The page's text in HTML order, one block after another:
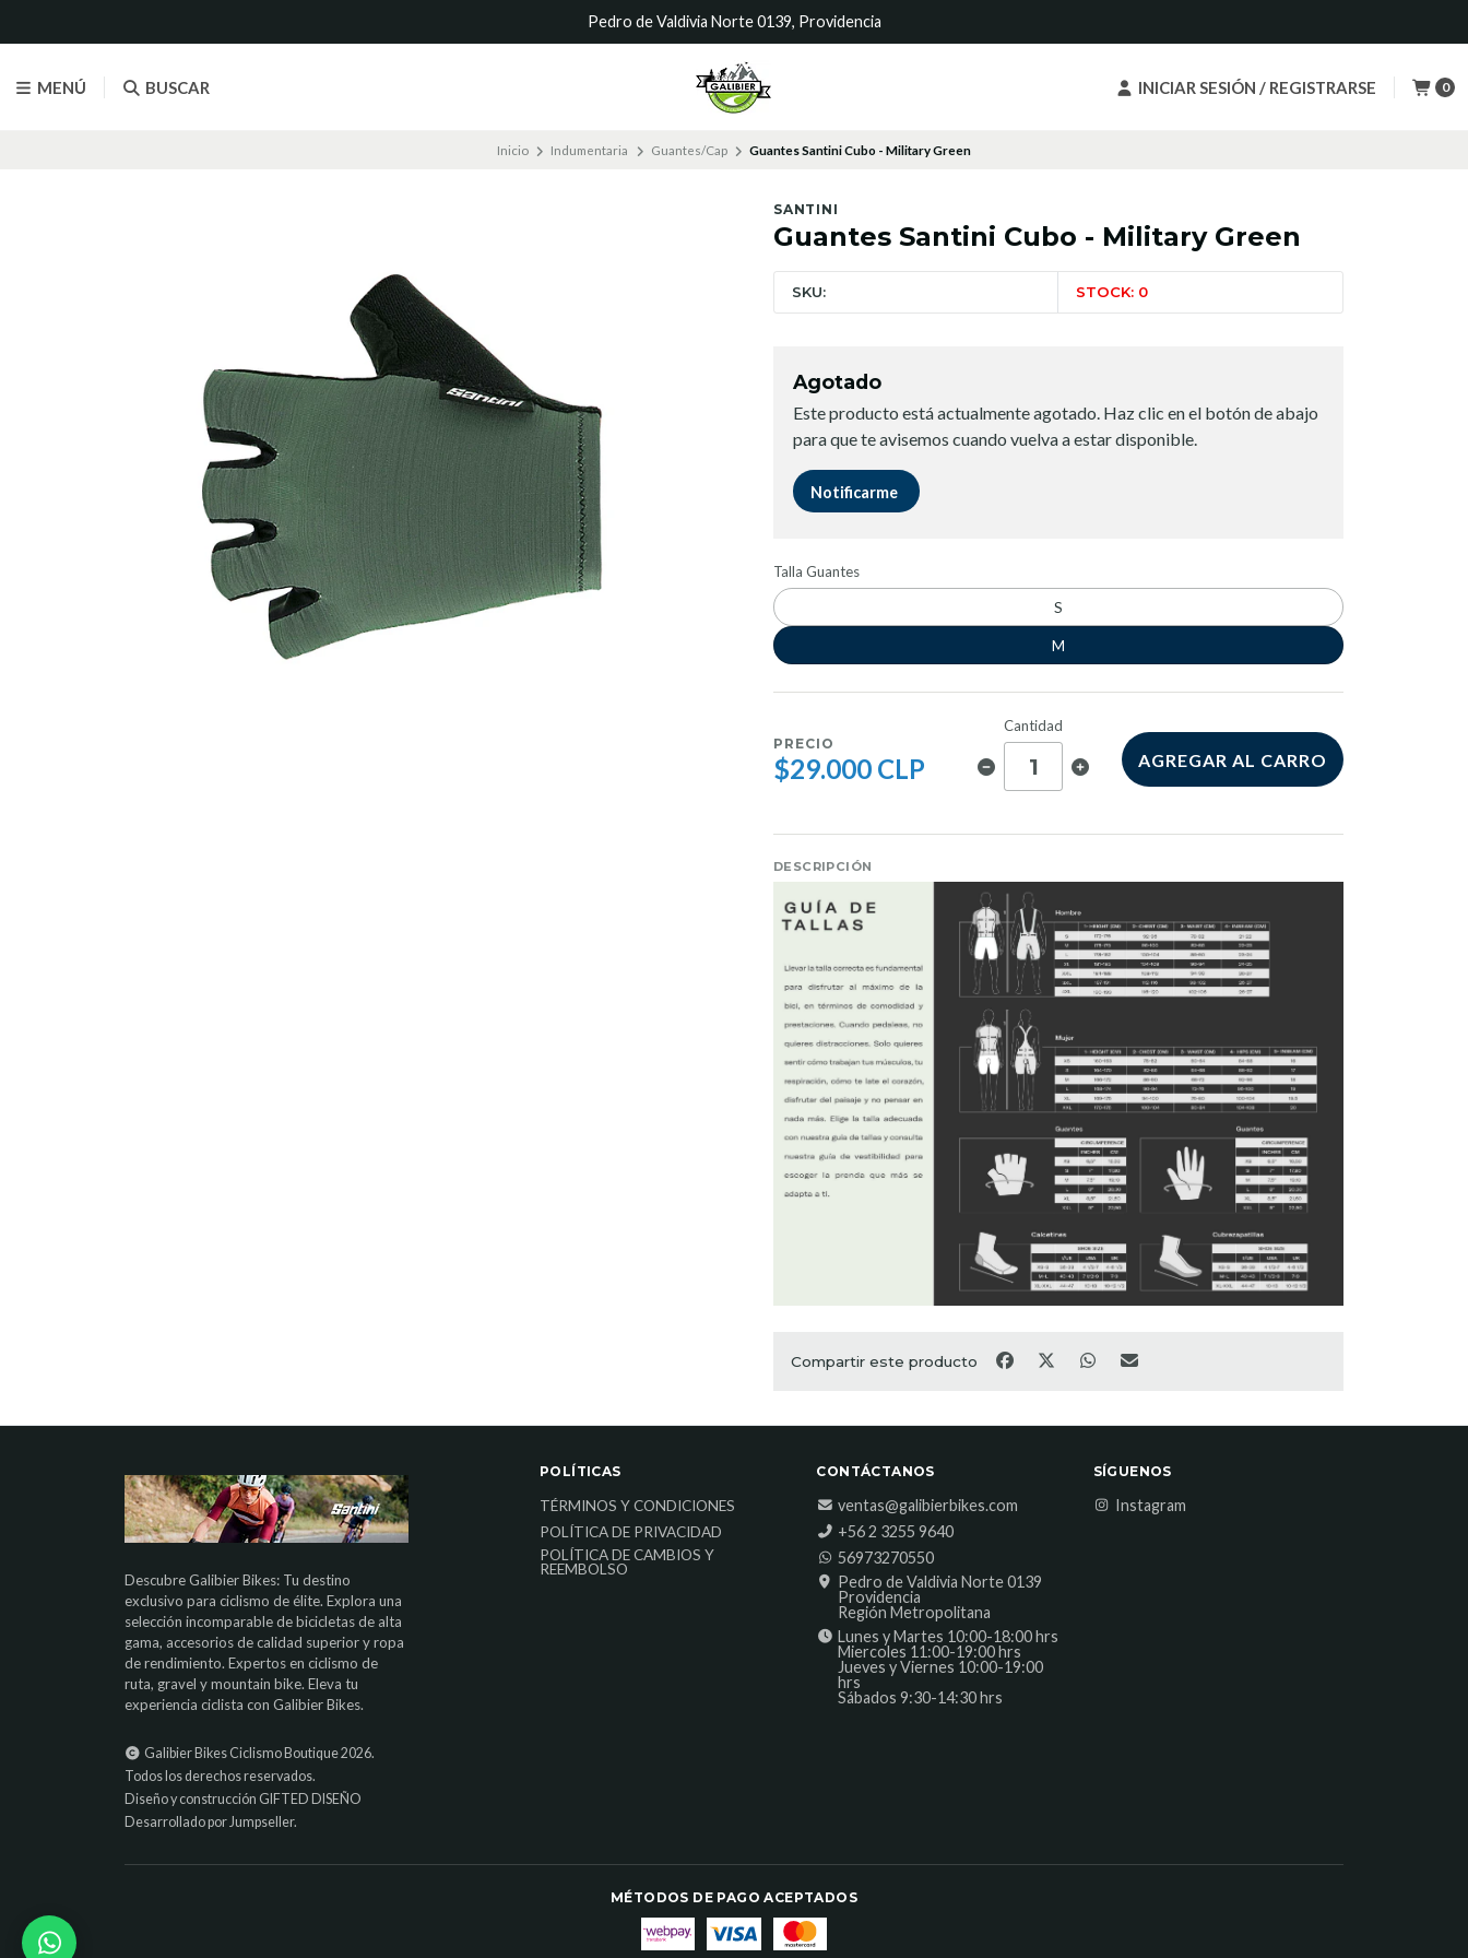
MENÚ BUSCAR INICIAR SESIÓN / REGISTRARSE 0
Pedro de Valdivia Norte 0139, Providencia
Inicio Indumentaria Guantes/Cap Guantes Santini Cubo - Military Green
SANTINI
Guantes Santini Cubo - Military Green
SKU: STOCK: 0
Agotado
Este producto está actualmente agotado. Haz clic en el botón de abajo
para que te avisemos cuando vuelva a estar disponible.
Notificarme
Talla Guantes
S
M
PRECIO
$29.000 CLP
Cantidad
AGREGAR AL CARRO
DESCRIPCIÓN
Compartir este producto
Descubre Galibier Bikes: Tu destino
exclusivo para ciclismo de élite. Explora una
selección incomparable de bicicletas de alta
gama, accesorios de calidad superior y ropa
de rendimiento. Expertos en ciclismo de
ruta, gravel y mountain bike. Eleva tu
experiencia ciclista con Galibier Bikes.
Galibier Bikes Ciclismo Boutique 2026.
Todos los derechos reservados.
Diseño y construcción GIFTED DISEÑO
Desarrollado por Jumpseller.
POLÍTICAS
TÉRMINOS Y CONDICIONES
POLÍTICA DE PRIVACIDAD
POLÍTICA DE CAMBIOS Y
REEMBOLSO
CONTÁCTANOS
ventas@galibierbikes.com
‎+56 2 3255 9640
56973270550
Pedro de Valdivia Norte 0139
Providencia
Región Metropolitana
Lunes y Martes 10:00-18:00 hrs
Miercoles 11:00-19:00 hrs
Jueves y Viernes 10:00-19:00
hrs
Sábados 9:30-14:30 hrs
SÍGUENOS
Instagram
MÉTODOS DE PAGO ACEPTADOS